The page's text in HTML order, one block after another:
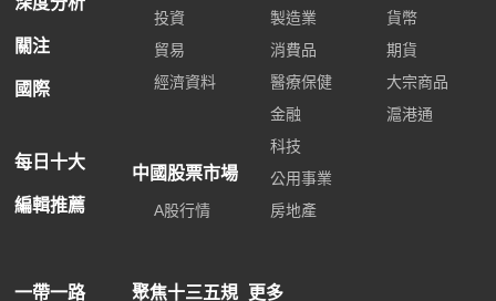
關注
國際
每日十大
編輯推薦
投資
貿易
經濟資料
中國股票市場
A股行情
製造業
消費品
醫療保健
金融
科技
公用事業
房地產
貨幣
期貨
大宗商品
滬港通
一帶一路 聚焦十三五規 更多